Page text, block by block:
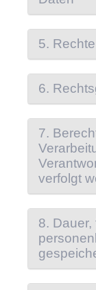
5.
6.
7.
verfolgt
8. Dauer,